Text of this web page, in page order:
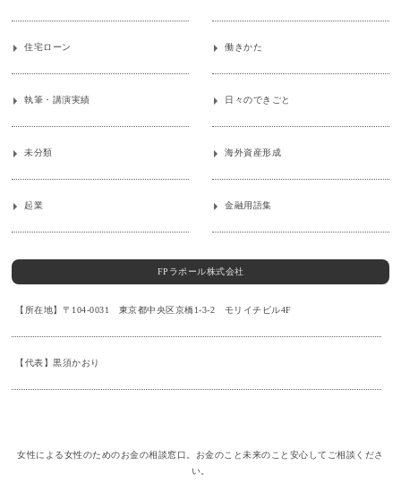
住宅ローン 働きかた
執筆・講演実績 日々のできごと
未分類 海外資産形成
起業 金融用語集
FPラポール株式会社
【所在地】〒104-0031 東京都中央区京橋1-3-2 モリイチビル4F
【代表】黒須かおり
女性による女性のためのお金の相談窓口。お金のこと未来のこと安心してご相談くださ
い。